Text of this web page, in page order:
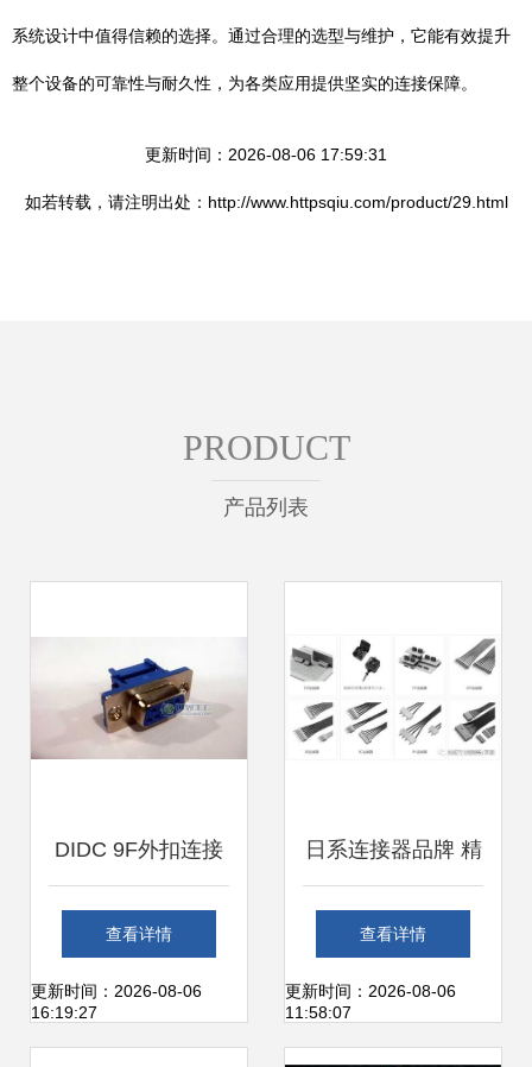
系统设计中值得信赖的选择。通过合理的选型与维护，它能有效提升
整个设备的可靠性与耐久性，为各类应用提供坚实的连接保障。
更新时间：2026-08-06 17:59:31
如若转载，请注明出处：http://www.httpsqiu.com/product/29.html
PRODUCT
产品列表
DIDC 9F外扣连接
器供应指南 厂家、
价格与采购建议
查看详情
更新时间：2026-08-06
16:19:27
日系连接器品牌 精
密与可靠的象征
查看详情
更新时间：2026-08-06
11:58:07